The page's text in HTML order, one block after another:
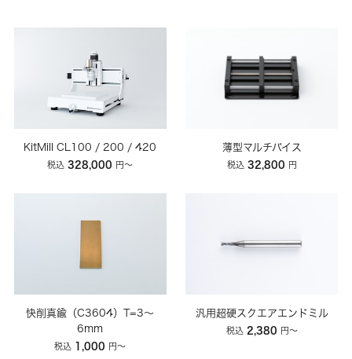
KitMill CL100 / 200 / 420
税込 328,000 円〜
薄型マルチバイス
税込 32,800 円
快削真鍮（C3604）T=3～
6mm
税込 1,000 円〜
汎用超硬スクエアエンドミル
税込 2,380 円～